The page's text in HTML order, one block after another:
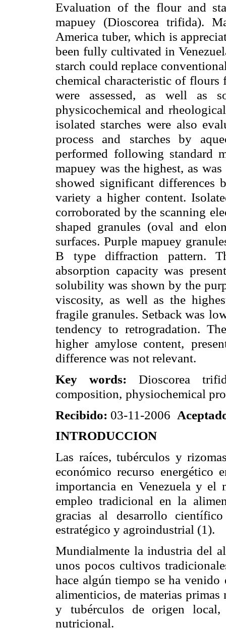
Evaluation of the flour and
mapuey (Dioscorea trifida).
America tuber, which is
been fully cultivated in
starch could replace
chemical characteristic of flours
were assessed, as
well as
physicochemical and
isolated starches were also
process and
starches by
performed following standard
mapuey was the highest, as
showed significant differences
variety a higher content.
corroborated by the scanning
shaped granules (oval and
surfaces. Purple mapuey
B type diffraction pattern.
absorption capacity was
solubility was shown by the
viscosity, as well as the
fragile granules. Setback was
tendency to retrogradation.
higher amylose content,
difference was not relevant.
Key words:Dioscorea
composition, physiochemical
Recibido: 03-11-2006
INTRODUCCION
Las raíces, tubérculos y
económico recurso energético
importancia en Venezuela y el
empleo tradicional en la
gracias al
desarrollo
estratégico y agroindustrial (1).
Mundialmente la industria del
unos pocos cultivos
hace algún tiempo se ha venido
alimenticios, de materias primas
y
tubérculos de origen
nutricional.